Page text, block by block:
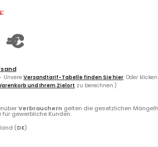
€
UnsereVersandtarif-Tabelle finden Sie hier. Oder
und Ihrem Zielort zu berechnen.)
Verbrauchern gelten die gesetzlichen
für gewerbliche Kunden.
(DE)